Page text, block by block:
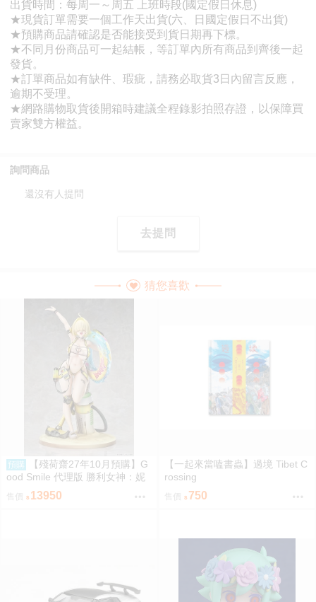
詢問商品
還沒有人提問
去提問
猜您喜歡
預購
【殘荷齋27年10月預購】G
ood Smile 代理版 勝利女神：妮
姬 伊萊格：BOOM與驚嚇 1/4 PV
C完成品 0906
13950
【一起來當嗑書蟲】過境 Tibet C
rossing
750